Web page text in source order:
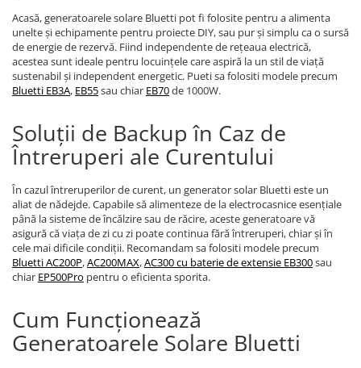
Acasă, generatoarele solare Bluetti pot fi folosite pentru a alimenta
unelte și echipamente pentru proiecte DIY, sau pur și simplu ca o sursă
de energie de rezervă. Fiind independente de rețeaua electrică,
acestea sunt ideale pentru locuințele care aspiră la un stil de viață
sustenabil și independent energetic. Pueti sa folositi modele precum
Bluetti EB3A, EB55sau chiar EB70de 1000W.
Soluții de Backup în Caz de
Întreruperi ale Curentului
În cazul întreruperilor de curent, un generator solar Bluetti este un
aliat de nădejde. Capabile să alimenteze de la electrocasnice esențiale
până la sisteme de încălzire sau de răcire, aceste generatoare vă
asigură că viața de zi cu zi poate continua fără întreruperi, chiar și în
cele mai dificile condiții. Recomandam sa folositi modele precum
Bluetti AC200P,AC200MAX,AC300 cu baterie de extensie EB300sau
chiar EP500Pro pentru o eficienta sporita.
Cum Funcționează
Generatoarele Solare Bluetti